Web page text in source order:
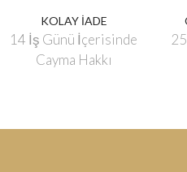
KOLAY İADE
14 İş Günü İçerisinde
Cayma Hakkı